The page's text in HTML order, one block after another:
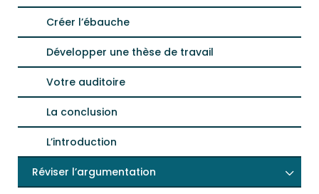
Créer l’ébauche
Développer une thèse de travail
Votre auditoire
La conclusion
L’introduction
Réviser l’argumentation